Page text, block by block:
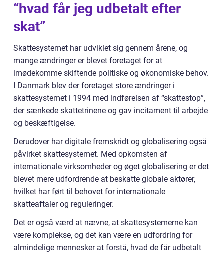
“hvad får jeg udbetalt efter
skat”
Skattesystemet har udviklet sig gennem årene, og
mange ændringer er blevet foretaget for at
imødekomme skiftende politiske og økonomiske behov.
I Danmark blev der foretaget store ændringer i
skattesystemet i 1994 med indførelsen af “skattestop”,
der sænkede skattetrinene og gav incitament til arbejde
og beskæftigelse.
Derudover har digitale fremskridt og globalisering også
påvirket skattesystemet. Med opkomsten af
internationale virksomheder og øget globalisering er det
blevet mere udfordrende at beskatte globale aktører,
hvilket har ført til behovet for internationale
skatteaftaler og reguleringer.
Det er også værd at nævne, at skattesystemerne kan
være komplekse, og det kan være en udfordring for
almindelige mennesker at forstå, hvad de får udbetalt